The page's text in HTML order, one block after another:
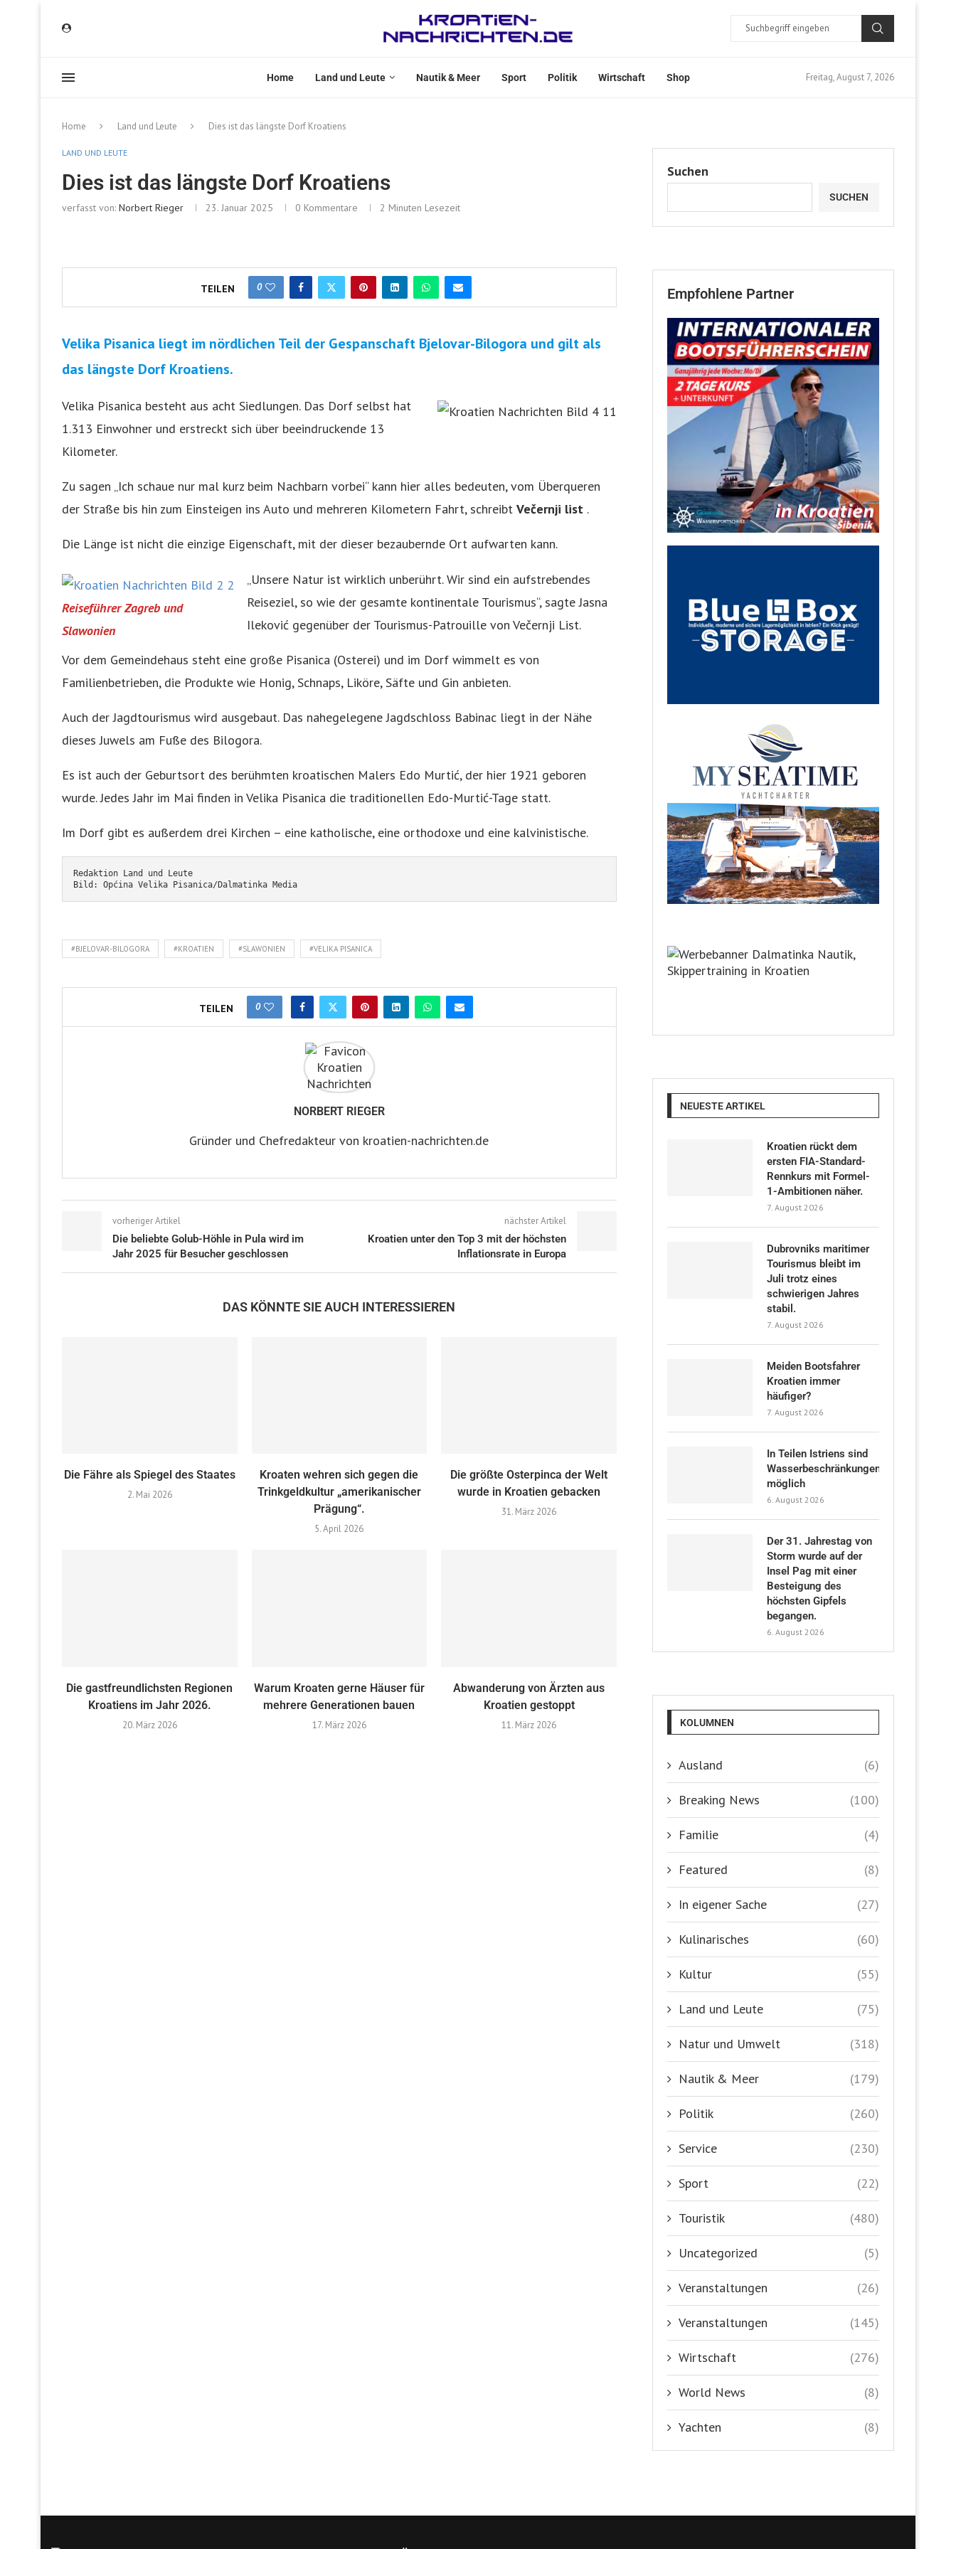
Home Land und Leute Nautik & Meer Sport Politik Wirtschaft Shop Freitag, August 7, 2026
Home Land und Leute Dies ist das längste Dorf Kroatiens
LAND UND LEUTE
Dies ist das längste Dorf Kroatiens
verfasst von: Norbert Rieger 23. Januar 2025 0 Kommentare 2 Minuten Lesezeit
TEILEN 0
Velika Pisanica liegt im nördlichen Teil der Gespanschaft Bjelovar-Bilogora und gilt als
das längste Dorf Kroatiens.
Velika Pisanica besteht aus acht Siedlungen. Das Dorf selbst hat
1.313 Einwohner und erstreckt sich über beeindruckende 13
Kilometer.
Zu sagen „Ich schaue nur mal kurz beim Nachbarn vorbei“ kann hier alles bedeuten, vom Überqueren
der Straße bis hin zum Einsteigen ins Auto und mehreren Kilometern Fahrt, schreibt Večernji list .
Die Länge ist nicht die einzige Eigenschaft, mit der dieser bezaubernde Ort aufwarten kann.
Reiseführer Zagreb und
Slawonien
„Unsere Natur ist wirklich unberührt. Wir sind ein aufstrebendes
Reiseziel, so wie der gesamte kontinentale Tourismus“, sagte Jasna
Ileković gegenüber der Tourismus-Patrouille von Večernji List.
Vor dem Gemeindehaus steht eine große Pisanica (Osterei) und im Dorf wimmelt es von
Familienbetrieben, die Produkte wie Honig, Schnaps, Liköre, Säfte und Gin anbieten.
Auch der Jagdtourismus wird ausgebaut. Das nahegelegene Jagdschloss Babinac liegt in der Nähe
dieses Juwels am Fuße des Bilogora.
Es ist auch der Geburtsort des berühmten kroatischen Malers Edo Murtić, der hier 1921 geboren
wurde. Jedes Jahr im Mai finden in Velika Pisanica die traditionellen Edo-Murtić-Tage statt.
Im Dorf gibt es außerdem drei Kirchen – eine katholische, eine orthodoxe und eine kalvinistische.
Redaktion Land und Leute
Bild: Općina Velika Pisanica/Dalmatinka Media
#BJELOVAR-BILOGORA #KROATIEN #SLAWONIEN #VELIKA PISANICA
TEILEN 0
NORBERT RIEGER
Gründer und Chefredakteur von kroatien-nachrichten.de
vorheriger Artikel
Die beliebte Golub-Höhle in Pula wird im
Jahr 2025 für Besucher geschlossen
nächster Artikel
Kroatien unter den Top 3 mit der höchsten
Inflationsrate in Europa
DAS KÖNNTE SIE AUCH INTERESSIEREN
Die Fähre als Spiegel des Staates
2. Mai 2026
Kroaten wehren sich gegen die
Trinkgeldkultur „amerikanischer
Prägung“.
5. April 2026
Die größte Osterpinca der Welt
wurde in Kroatien gebacken
31. März 2026
Die gastfreundlichsten Regionen
Kroatiens im Jahr 2026.
20. März 2026
Warum Kroaten gerne Häuser für
mehrere Generationen bauen
17. März 2026
Abwanderung von Ärzten aus
Kroatien gestoppt
11. März 2026
Suchen
SUCHEN
Empfohlene Partner
NEUESTE ARTIKEL
Kroatien rückt dem
ersten FIA-Standard-
Rennkurs mit Formel-
1-Ambitionen näher.
7. August 2026
Dubrovniks maritimer
Tourismus bleibt im
Juli trotz eines
schwierigen Jahres
stabil.
7. August 2026
Meiden Bootsfahrer
Kroatien immer
häufiger?
7. August 2026
In Teilen Istriens sind
Wasserbeschränkungen
möglich
6. August 2026
Der 31. Jahrestag von
Storm wurde auf der
Insel Pag mit einer
Besteigung des
höchsten Gipfels
begangen.
6. August 2026
KOLUMNEN
Ausland (6)
Breaking News (100)
Familie (4)
Featured (8)
In eigener Sache (27)
Kulinarisches (60)
Kultur (55)
Land und Leute (75)
Natur und Umwelt (318)
Nautik & Meer (179)
Politik (260)
Service (230)
Sport (22)
Touristik (480)
Uncategorized (5)
Veranstaltungen (26)
Veranstaltungen (145)
Wirtschaft (276)
World News (8)
Yachten (8)